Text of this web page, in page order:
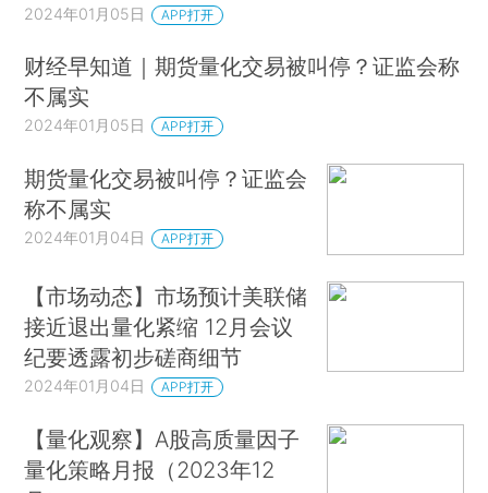
2024年01月05日 APP打开
财经早知道｜期货量化交易被叫停？证监会称
不属实
2024年01月05日 APP打开
期货量化交易被叫停？证监会
称不属实
2024年01月04日 APP打开
【市场动态】市场预计美联储
接近退出量化紧缩 12月会议
纪要透露初步磋商细节
2024年01月04日 APP打开
【量化观察】A股高质量因子
量化策略月报（2023年12